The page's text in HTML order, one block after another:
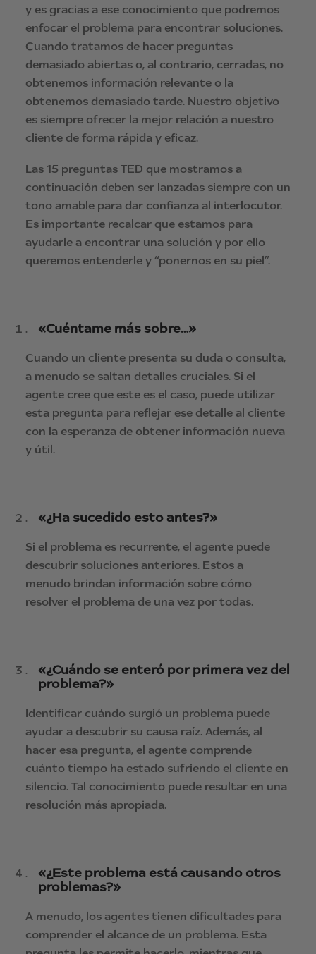
y es gracias a ese conocimiento que podremos
enfocar el problema para encontrar soluciones.
Cuando tratamos de hacer preguntas
demasiado abiertas o, al contrario, cerradas, no
obtenemos información relevante o la
obtenemos demasiado tarde. Nuestro objetivo
es siempre ofrecer la mejor relación a nuestro
cliente de forma rápida y eficaz.
Las 15 preguntas TED que mostramos a
continuación deben ser lanzadas siempre con un
tono amable para dar confianza al interlocutor.
Es importante recalcar que estamos para
ayudarle a encontrar una solución y por ello
queremos entenderle y “ponernos en su piel”.
«Cuéntame más sobre…»
Cuando un cliente presenta su duda o consulta,
a menudo se saltan detalles cruciales. Si el
agente cree que este es el caso, puede utilizar
esta pregunta para reflejar ese detalle al cliente
con la esperanza de obtener información nueva
y útil.
«¿Ha sucedido esto antes?»
Si el problema es recurrente, el agente puede
descubrir soluciones anteriores. Estos a
menudo brindan información sobre cómo
resolver el problema de una vez por todas.
«¿Cuándo se enteró por primera vez del
problema?»
Identificar cuándo surgió un problema puede
ayudar a descubrir su causa raíz. Además, al
hacer esa pregunta, el agente comprende
cuánto tiempo ha estado sufriendo el cliente en
silencio. Tal conocimiento puede resultar en una
resolución más apropiada.
«¿Este problema está causando otros
problemas?»
A menudo, los agentes tienen dificultades para
comprender el alcance de un problema. Esta